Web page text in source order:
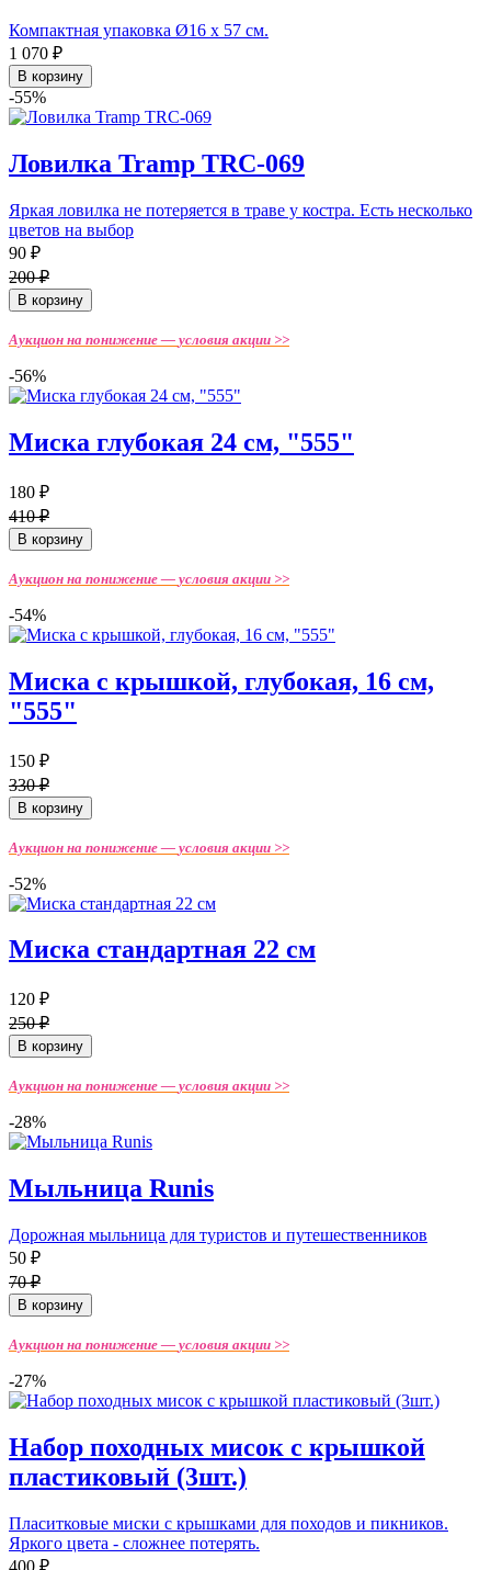
Компактная упаковка Ø16 х 57 см.
1 070 ₽
В корзину
-55%
Ловилка Tramp TRC-069
Яркая ловилка не потеряется в траве у костра. Есть несколько
цветов на выбор
90 ₽
200 ₽
В корзину
Аукцион на понижение — условия акции >>
-56%
Миска глубокая 24 см, "555"
180 ₽
410 ₽
В корзину
Аукцион на понижение — условия акции >>
-54%
Миска с крышкой, глубокая, 16 см,
"555"
150 ₽
330 ₽
В корзину
Аукцион на понижение — условия акции >>
-52%
Миска стандартная 22 см
120 ₽
250 ₽
В корзину
Аукцион на понижение — условия акции >>
-28%
Мыльница Runis
Дорожная мыльница для туристов и путешественников
50 ₽
70 ₽
В корзину
Аукцион на понижение — условия акции >>
-27%
Набор походных мисок с крышкой
пластиковый (3шт.)
Пласитковые миски с крышками для походов и пикников.
Яркого цвета - сложнее потерять.
400 ₽